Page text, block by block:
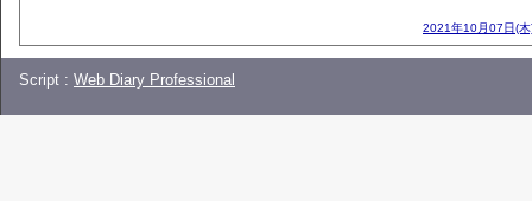
2021年10月07日(
Script : Web Diary Professional